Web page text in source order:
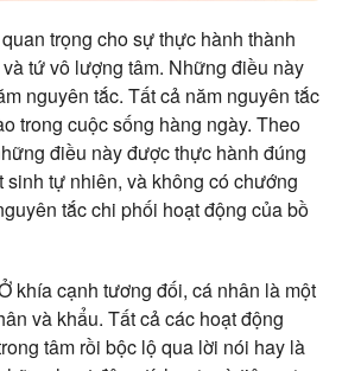
trọng cho sự thực hành thành
tứ vô lượng tâm. Những điều này
nguyên tắc. Tất cả năm nguyên tắc
trong cuộc sống hàng ngày. Theo
điều này được thực hành đúng
sinh tự nhiên, và không có chướng
tắc chi phối hoạt động của bồ
khía cạnh tương đối, cá nhân là một
và khẩu. Tất cả các hoạt động
tâm rồi bộc lộ qua lời nói hay là